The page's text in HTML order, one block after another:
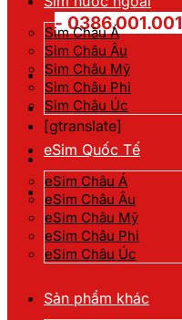
- 0386.001.001
[gtranslate]
Sim Châu Á
Sim Châu Âu
Sim Châu Mỹ
Sim Châu Phi
Sim Châu Úc
eSim Quốc Tế
eSim Châu Á
eSim Châu Âu
eSim Châu Mỹ
eSim Châu Phi
eSim Châu Úc
Sản phẩm khác